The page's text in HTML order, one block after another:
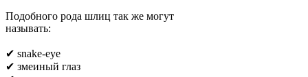
Подобного рода шлиц так же могут
называть:
✔ snake-eye
✔ змеиный глаз